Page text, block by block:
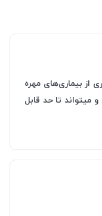
از بیماری‌های مهره
تا حد قابل